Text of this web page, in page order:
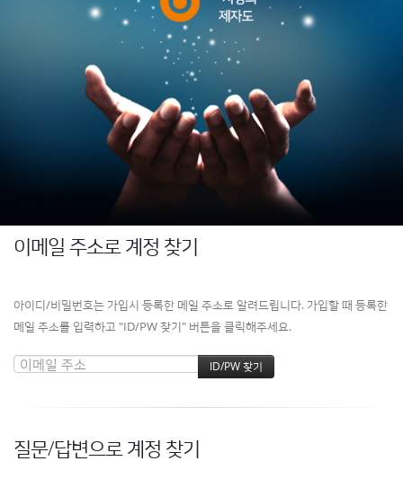
이메일 주소로 계정 찾기
아이디/비밀번호는 가입시 등록한 메일 주소로 알려드립니다. 가입할 때 등록한
메일 주소를 입력하고 "ID/PW 찾기" 버튼을 클릭해주세요.
질문/답변으로 계정 찾기